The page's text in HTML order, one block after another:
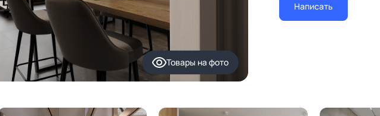
Товары на фото
Написать